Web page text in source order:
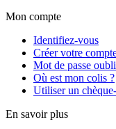
Mon compte
Identifiez-vous
Créer votre
Mot de passe
Où est mon colis ?
Utiliser un
En savoir plus